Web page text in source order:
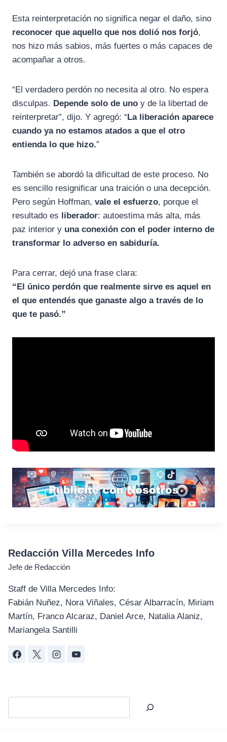
Esta reinterpretación no significa negar el daño, sino
reconocer que aquello que nos dolió nos forjó,
nos hizo más sabios, más fuertes o más capaces de
acompañar a otros.
“El verdadero perdón no necesita al otro. No espera
disculpas. Depende solo de uno y de la libertad de
reinterpretar”, dijo. Y agregó: “La liberación aparece
cuando ya no estamos atados a que el otro
entienda lo que hizo.”
También se abordó la dificultad de este proceso. No
es sencillo resignificar una traición o una decepción.
Pero según Hoffman, vale el esfuerzo, porque el
resultado es liberador: autoestima más alta, más
paz interior y una conexión con el poder interno de
transformar lo adverso en sabiduría.
Para cerrar, dejó una frase clara:
“El único perdón que realmente sirve es aquel en
el que entendés que ganaste algo a través de lo
que te pasó.”
Redacción Villa Mercedes Info
Jefe de Redacción
Staff de Villa Mercedes Info:
Fabián Nuñez, Nora Viñales, César Albarracín, Miriam
Martín, Franco Alcaraz, Daniel Arce, Natalia Alaniz,
Mariangela Santilli